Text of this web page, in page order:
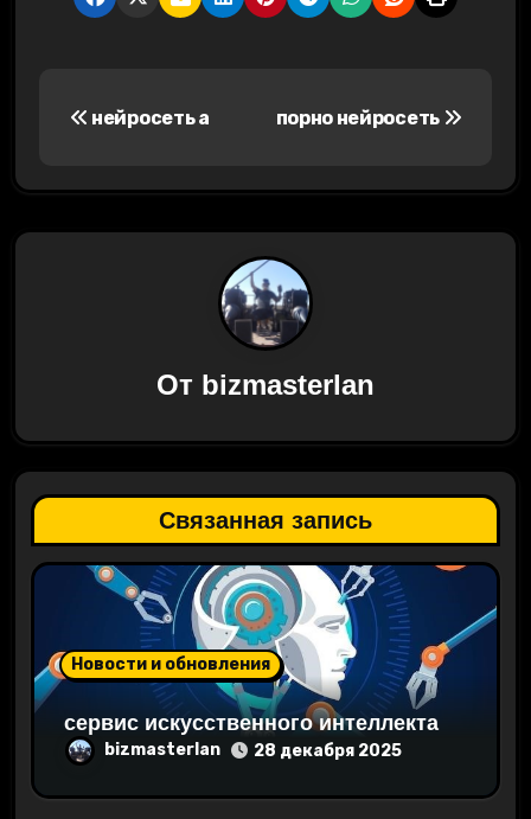
в
и
и
я
о
а
п
нейросеть а порно нейросеть
От bizmasterlan
Связанная запись
Новости и обновления
сервис искусственного интеллекта
bizmasterlan 28 декабря 2025